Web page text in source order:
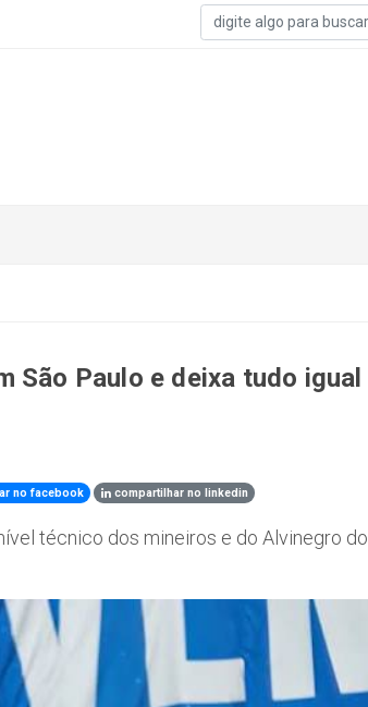
São Paulo e deixa tudo igual
no facebook compartilhar no linkedin
técnico dos mineiros e do Alvinegro do